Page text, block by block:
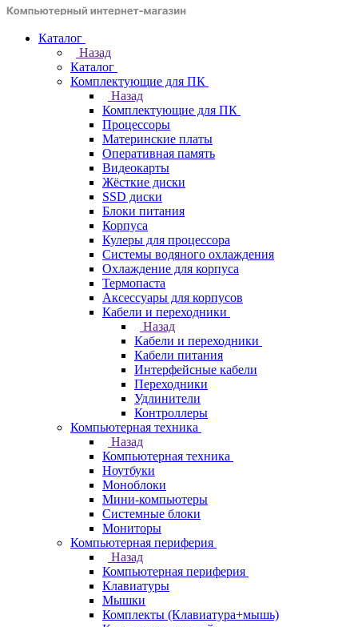
Каталог
Назад
Каталог
Комплектующие для ПК
Назад
Комплектующие для ПК
Процессоры
Материнские платы
Оперативная память
Видеокарты
Жёсткие диски
SSD диски
Блоки питания
Корпуса
Кулеры для процессора
Системы водяного охлаждения
Охлаждение для корпуса
Термопаста
Аксессуары для корпусов
Кабели и переходники
Назад
Кабели и переходники
Кабели питания
Интерфейсные кабели
Переходники
Удлинители
Контроллеры
Компьютерная техника
Назад
Компьютерная техника
Ноутбуки
Моноблоки
Мини-компьютеры
Системные блоки
Мониторы
Компьютерная периферия
Назад
Компьютерная периферия
Клавиатуры
Мышки
Комплекты (Клавиатура+мышь)